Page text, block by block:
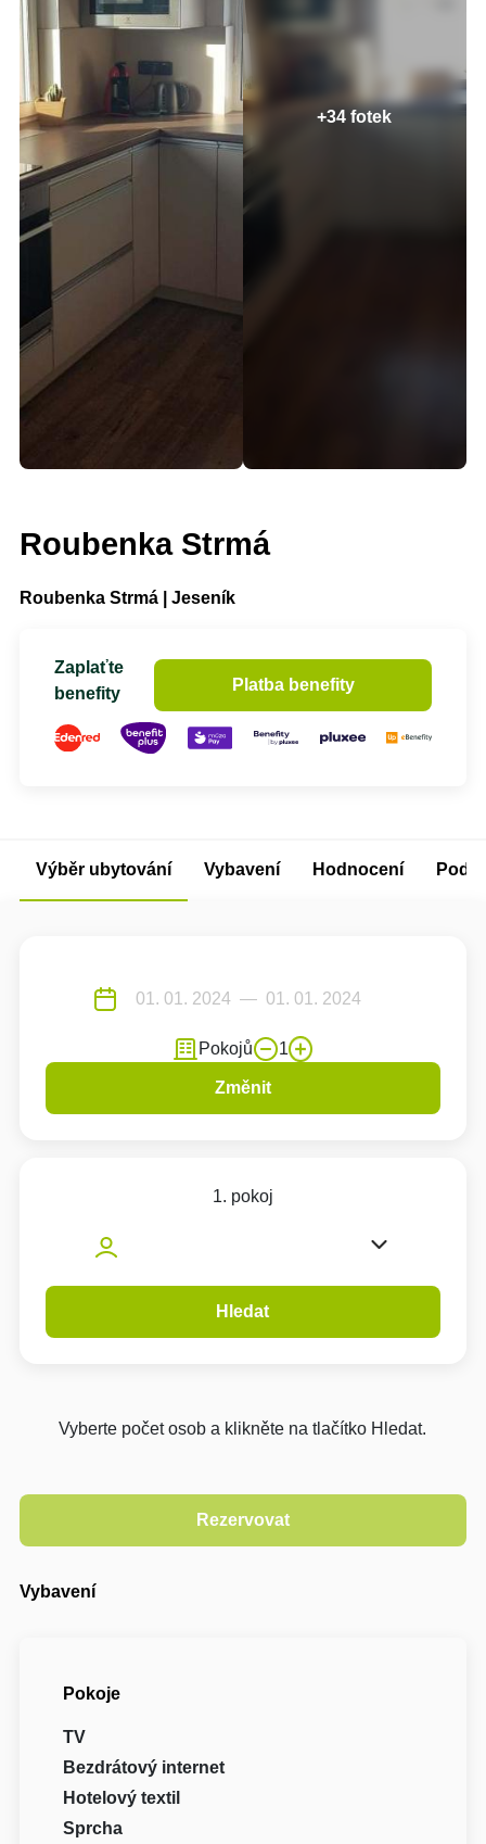
+34 fotek
Roubenka Strmá
Roubenka Strmá | Jeseník
Zaplaťte
benefity
Platba benefity
Výběr ubytování Vybavení Hodnocení
Pokojů 1
Změnit
1. pokoj
Hledat
Vyberte počet osob a klikněte na tlačítko Hledat.
Vybavení
Pokoje
TV
Bezdrátový internet
Hotelový textil
Sprcha